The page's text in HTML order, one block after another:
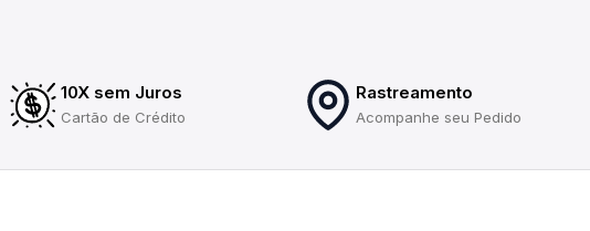
10X sem Juros
Cartão de Crédito
Rastreamento
Acompanhe seu Pedido